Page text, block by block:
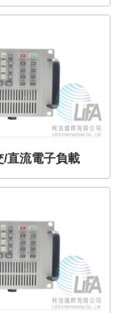
/直流電子負載